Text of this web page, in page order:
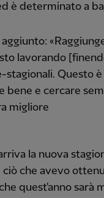
è determinato a
lavorando
Questo è
bene e cercare
migliore
la nuova
che avevo
quest'anno sarà